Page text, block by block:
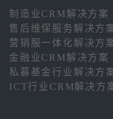
制造业CRM解决方案
售后维保服务解决方
营销服一体化解决方
金融业CRM解决方案
私募基金行业解决方
ICT行业CRM解决方